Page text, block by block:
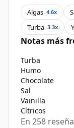
Algas 4.6x
Turba 3.3x
Notas más
Turba
Humo
Chocolate
Sal
Vainilla
Cítricos
En 258